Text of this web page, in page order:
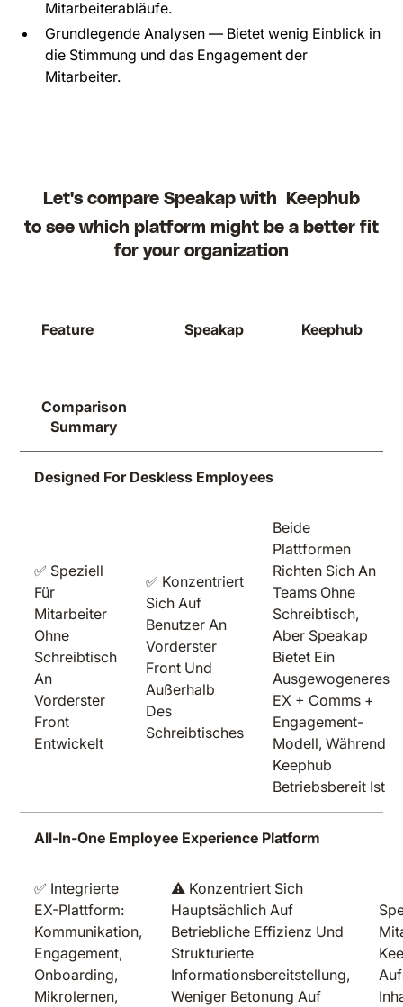
Mitarbeiterabläufe.
Grundlegende Analysen — Bietet wenig Einblick in
die Stimmung und das Engagement der
Mitarbeiter.
Let's compare Speakap with
Keephub
to see which platform might be a better fit
for your organization
Feature Speakap Keephub
Comparison
Summary
Designed For Deskless Employees
✅ Speziell
Für
Mitarbeiter
Ohne
Schreibtisch
An
Vorderster
Front
Entwickelt
✅ Konzentriert
Sich Auf
Benutzer An
Vorderster
Front Und
Außerhalb
Des
Schreibtisches
Beide
Plattformen
Richten Sich An
Teams Ohne
Schreibtisch,
Aber Speakap
Bietet Ein
Ausgewogeneres
EX + Comms +
Engagement-
Modell, Während
Keephub
Betriebsbereit Ist
All-In-One Employee Experience Platform
✅ Integrierte
EX-Plattform:
Kommunikation,
Engagement,
Onboarding,
Mikrolernen,
⚠️ Konzentriert Sich
Hauptsächlich Auf
Betriebliche Effizienz Und
Strukturierte
Informationsbereitstellung,
Weniger Betonung Auf